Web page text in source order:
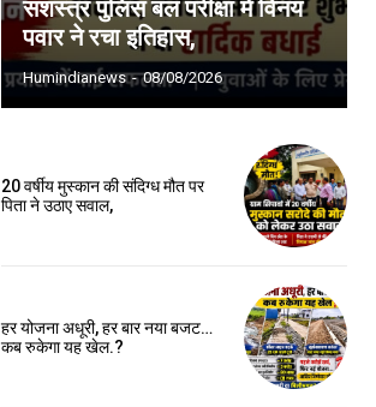
सशस्त्र पुलिस बल परीक्षा में विनय
पवार ने रचा इतिहास,
Humindianews - 08/08/2026
20 वर्षीय मुस्कान की संदिग्ध मौत पर
पिता ने उठाए सवाल,
हर योजना अधूरी, हर बार नया बजट…
कब रुकेगा यह खेल.?